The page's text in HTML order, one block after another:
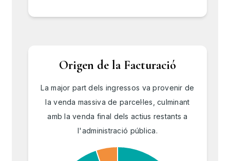
Origen de la Facturació
La major part dels ingressos va provenir de
la venda massiva de parcel·les, culminant
amb la venda final dels actius restants a
l'administració pública.